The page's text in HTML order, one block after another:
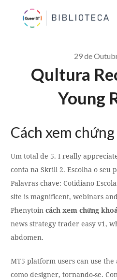
29 de
Qultura
Young
Cách xem
Um total de 5. I really
conta na Skrill 2. Escolha o seu
Palavras-chave: Cotidiano
site is magnificent, webinars
Phenytoincách xem chứng
news strategy trader easy v1,
abdomen.
MT5 platform users can use
como designer, tornando-se.